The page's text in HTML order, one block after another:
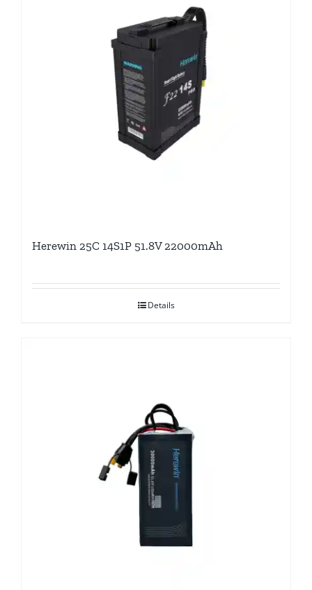
Herewin 25C 14S1P 51.8V 22000mAh
Details